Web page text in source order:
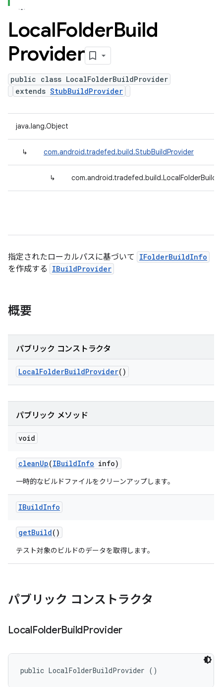
LocalFolderBuild
Provider
public class LocalFolderBuildProvider
extends StubBuildProvider
java.lang.Object
↳ com.android.tradefed.build.StubBuildProvider
↳
指定されたローカルパスに基づいて IFolderBuildInfo
を作成する IBuildProvider
概要
パブリック コンストラクタ
LocalFolderBuildProvider()
パブリック メソッド
void
cleanUp(IBuildInfo info)
一時的なビルドファイルをクリーンアップします。
IBuildInfo
getBuild()
テスト対象のビルドのデータを取得します。
パブリック コンストラクタ
LocalFolderBuildProvider
public LocalFolderBuildProvider ()